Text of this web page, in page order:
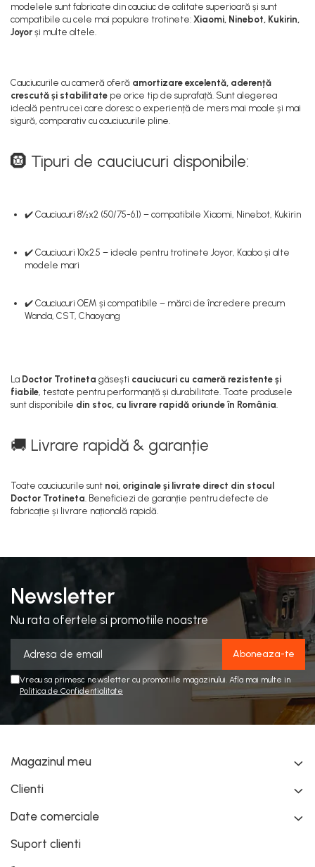
modelele sunt fabricate din cauciuc de calitate superioară și sunt
compatibile cu cele mai populare trotinete: Xiaomi, Ninebot, Kukirin,
Joyor și multe altele.
Cauciucurile cu cameră oferă amortizare excelentă, aderență
crescută și stabilitate pe orice tip de suprafață. Sunt alegerea
ideală pentru cei care doresc o experiență de mers mai moale și mai
sigură, comparativ cu cauciucurile pline.
🛞 Tipuri de cauciucuri disponibile:
✔️ Cauciucuri 8½x2 (50/75-6.1) – compatibile Xiaomi, Ninebot, Kukirin
✔️ Cauciucuri 10x2.5 – ideale pentru trotinete Joyor, Kaabo și alte
modele mari
✔️ Cauciucuri OEM și compatibile – mărci de încredere precum
Wanda, CST, Chaoyang
La Doctor Trotineta găsești cauciucuri cu cameră rezistente și
fiabile, testate pentru performanță și durabilitate. Toate produsele
sunt disponibile din stoc, cu livrare rapidă oriunde în România.
🚚 Livrare rapidă & garanție
Toate cauciucurile sunt noi, originale și livrate direct din stocul
Doctor Trotineta. Beneficiezi de garanție pentru defecte de
fabricație și livrare națională rapidă.
Newsletter
Nu rata ofertele si promotiile noastre
Vreau sa primesc newsletter cu promotiile magazinului. Afla mai multe in
Politica de Confidentialitate
Magazinul meu
Clienti
Date comerciale
Suport clienti